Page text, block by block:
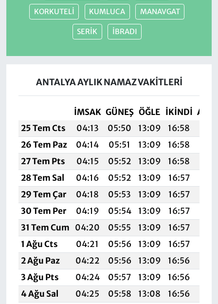
KORKUTELİ KUMLUCA MANAVGAT
SERİK İBRADI
ANTALYA AYLIK NAMAZ VAKITLERI
İMSAK GÜNEŞ ÖĞLE İKINDI
25 Tem Cts
04:13 05:50 13:09 16:58
26 Tem Paz
04:14 05:51 13:09 16:58
27 Tem Pts
04:15 05:52 13:09 16:58
28 Tem Sal
04:16 05:52 13:09 16:57
29 Tem Çar
04:18 05:53 13:09 16:57
30 Tem Per
04:19 05:54 13:09 16:57
31 Tem Cum 04:20 05:55 13:09 16:57
1 Ağu Cts
04:21 05:56 13:09 16:57
2 Ağu Paz
04:22 05:56 13:09 16:56
3 Ağu Pts
04:24 05:57 13:09 16:56
4 Ağu Sal
04:25 05:58 13:08 16:56